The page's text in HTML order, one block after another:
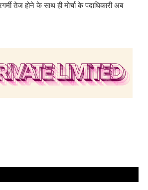
तेज होने के साथ ही मोर्चा के पदाधिकारी अब